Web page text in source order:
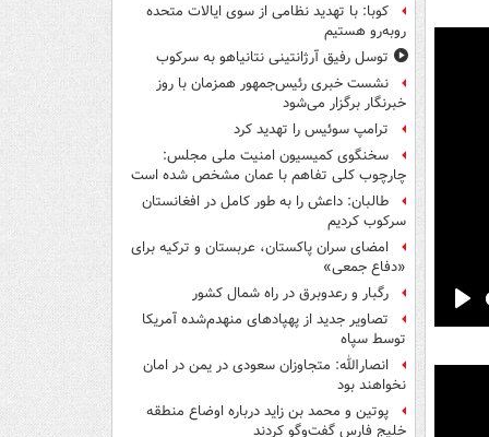
کوبا: با تهدید نظامی از سوی ایالات متحده
روبه‌رو هستیم
توسل رفیق آرژانتینی نتانیاهو به سرکوب
نشست خبری رئیس‌جمهور همزمان با روز
خبرنگار برگزار می‌شود
ترامپ سوئیس را تهدید کرد
سخنگوی کمیسیون امنیت ملی مجلس:
چارچوب کلی تفاهم با عمان مشخص شده است
طالبان: داعش را به طور کامل در افغانستان
سرکوب کردیم
امضای سران پاکستان، عربستان و ترکیه برای
«دفاع جمعی»
رگبار و رعدوبرق در راه شمال کشور
تصاویر جدید از پهپادهای منهدم‌شده آمریکا
توسط سپاه
انصارالله: متجاوزان سعودی در یمن در امان
نخواهند بود
پوتین و محمد بن زاید درباره اوضاع منطقه
خلیج فارس گفت‌وگو کردند